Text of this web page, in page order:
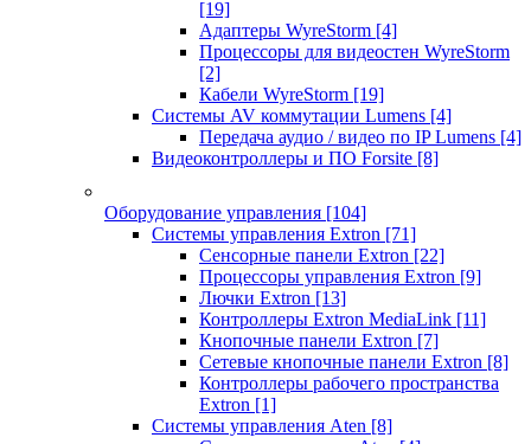
[19]
Адаптеры WyreStorm [4]
Процессоры для видеостен WyreStorm
[2]
Кабели WyreStorm [19]
Системы AV коммутации Lumens [4]
Передача аудио / видео по IP Lumens [4]
Видеоконтроллеры и ПО Forsite [8]
Оборудование управления [104]
Системы управления Extron [71]
Сенсорные панели Extron [22]
Процессоры управления Extron [9]
Лючки Extron [13]
Контроллеры Extron MediaLink [11]
Кнопочные панели Extron [7]
Сетевые кнопочные панели Extron [8]
Контроллеры рабочего пространства
Extron [1]
Системы управления Aten [8]